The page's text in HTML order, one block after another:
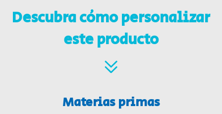
Descubra cómo personalizar
este producto
Materias primas